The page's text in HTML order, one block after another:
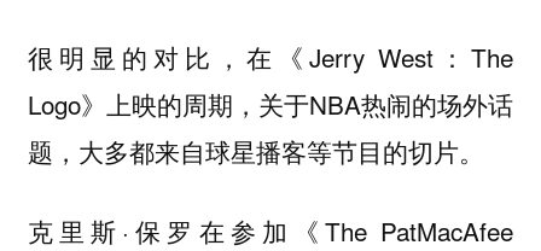
很明显的对比，在《Jerry West：The
Logo》上映的周期，关于NBA热闹的场外话
题，大多都来自球星播客等节目的切片。
克里斯·保罗在参加《The PatMacAfee